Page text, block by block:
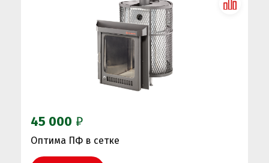
45 000 ₽
Оптима ПФ в сетке